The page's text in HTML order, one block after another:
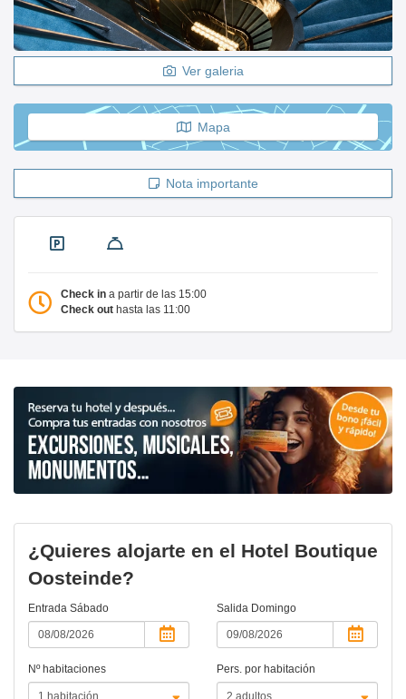
Ver galeria
Mapa
Nota importante
Check in a partir de las 15:00
Check out hasta las 11:00
¿Quieres alojarte en el Hotel Boutique
Oosteinde?
Entrada Sábado Salida Domingo
Nº habitaciones Pers. por habitación